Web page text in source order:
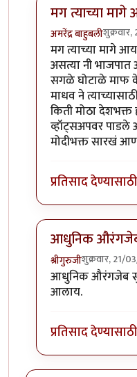
मग त्याच्या
अमरेंद्र बाहुबली
In reply toपक्ष
मग त्याच्या मागे
असत्या नी
सगळे घोटाळे माफ
माधव ने
किती मोठा देशभक्त
व्हॉट्सअपवर
मोदीभक्त सारखं
प्रतिसाद देण्यासाठी
आधुनिक
श्रीगुरुजीशुक्रवार, 21/
In reply toपक्ष
आधुनिक औरंगजेब
आलाय.
प्रतिसाद देण्यासाठी